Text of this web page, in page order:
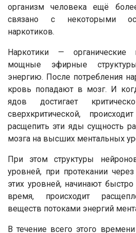
организм человека ещё
связано с некоторыми
наркотиков.
Наркотики —
мощные эфирные
энергию. После потребления
кровь попадают в мозг. И
ядов достигает
сверхкритической,
расщепить эти яды сущность
мозга на высших ментальных
При этом структуры
уровней, при протекании
этих уровней, начинают
время, происходит
веществ потоками энергий
В течение всего этого